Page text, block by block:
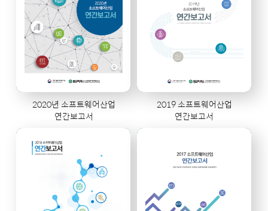
2020년 소프트웨어산업
연간보고서
2019 소프트웨어산업
연간보고서